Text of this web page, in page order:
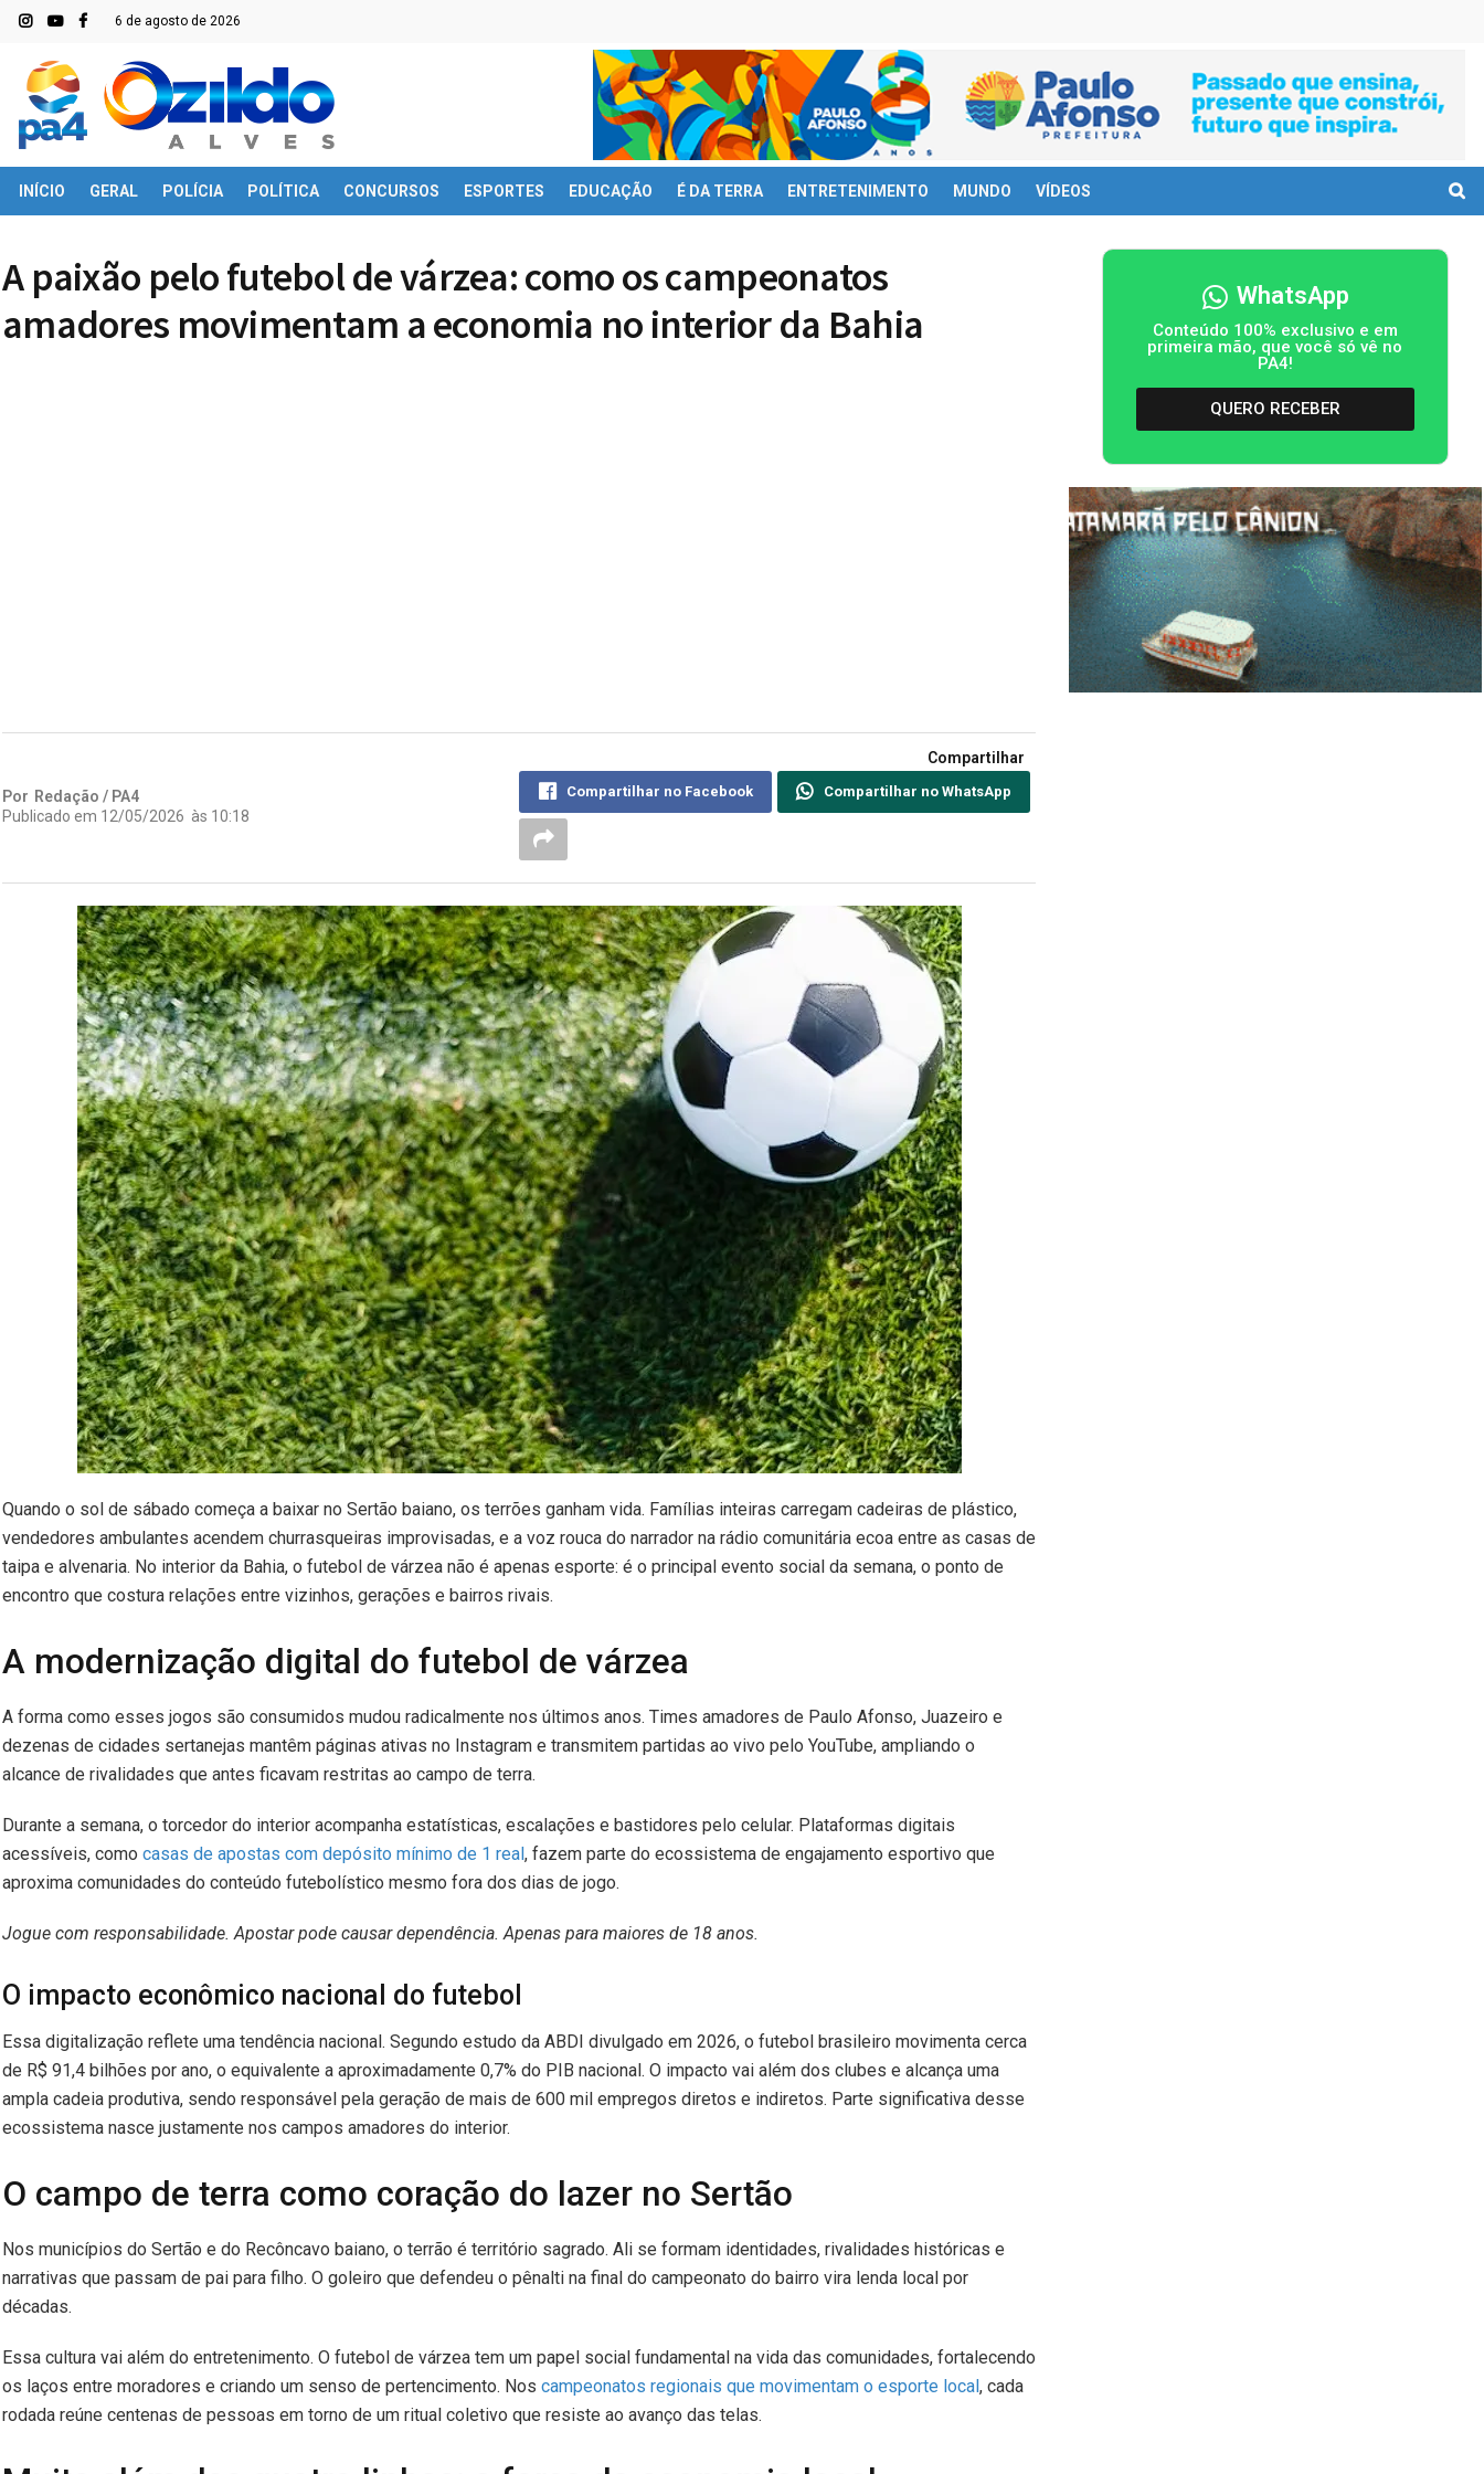
6 de agosto de 2026
INÍCIO GERAL POLÍCIA POLÍTICA CONCURSOS ESPORTES EDUCAÇÃO É DA TERRA ENTRETENIMENTO MUNDO VÍDEOS
A paixão pelo futebol de várzea: como os campeonatos
amadores movimentam a economia no interior da Bahia
Por Redação / PA4
Publicado em 12/05/2026 às 10:18
Compartilhar
Compartilhar no Facebook Compartilhar no WhatsApp
Quando o sol de sábado começa a baixar no Sertão baiano, os terrões ganham vida. Famílias inteiras carregam cadeiras de plástico,
vendedores ambulantes acendem churrasqueiras improvisadas, e a voz rouca do narrador na rádio comunitária ecoa entre as casas de
taipa e alvenaria. No interior da Bahia, o futebol de várzea não é apenas esporte: é o principal evento social da semana, o ponto de
encontro que costura relações entre vizinhos, gerações e bairros rivais.
A modernização digital do futebol de várzea
A forma como esses jogos são consumidos mudou radicalmente nos últimos anos. Times amadores de Paulo Afonso, Juazeiro e
dezenas de cidades sertanejas mantêm páginas ativas no Instagram e transmitem partidas ao vivo pelo YouTube, ampliando o
alcance de rivalidades que antes ficavam restritas ao campo de terra.
Durante a semana, o torcedor do interior acompanha estatísticas, escalações e bastidores pelo celular. Plataformas digitais
acessíveis, como casas de apostas com depósito mínimo de 1 real, fazem parte do ecossistema de engajamento esportivo que
aproxima comunidades do conteúdo futebolístico mesmo fora dos dias de jogo.
Jogue com responsabilidade. Apostar pode causar dependência. Apenas para maiores de 18 anos.
O impacto econômico nacional do futebol
Essa digitalização reflete uma tendência nacional. Segundo estudo da ABDI divulgado em 2026, o futebol brasileiro movimenta cerca
de R$ 91,4 bilhões por ano, o equivalente a aproximadamente 0,7% do PIB nacional. O impacto vai além dos clubes e alcança uma
ampla cadeia produtiva, sendo responsável pela geração de mais de 600 mil empregos diretos e indiretos. Parte significativa desse
ecossistema nasce justamente nos campos amadores do interior.
O campo de terra como coração do lazer no Sertão
Nos municípios do Sertão e do Recôncavo baiano, o terrão é território sagrado. Ali se formam identidades, rivalidades históricas e
narrativas que passam de pai para filho. O goleiro que defendeu o pênalti na final do campeonato do bairro vira lenda local por
décadas.
Essa cultura vai além do entretenimento. O futebol de várzea tem um papel social fundamental na vida das comunidades, fortalecendo
os laços entre moradores e criando um senso de pertencimento. Nos campeonatos regionais que movimentam o esporte local, cada
rodada reúne centenas de pessoas em torno de um ritual coletivo que resiste ao avanço das telas.
WhatsApp
Conteúdo 100% exclusivo e em
primeira mão, que você só vê no
PA4!
QUERO RECEBER